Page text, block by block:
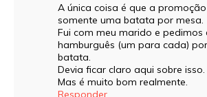
A única coisa é que a
somente uma batata por mesa.
Fui com meu marido e pedimos
hamburguês (um para cada)
batata.
Devia ficar claro aqui sobre isso.
Mas é muito bom realmente.
Responder